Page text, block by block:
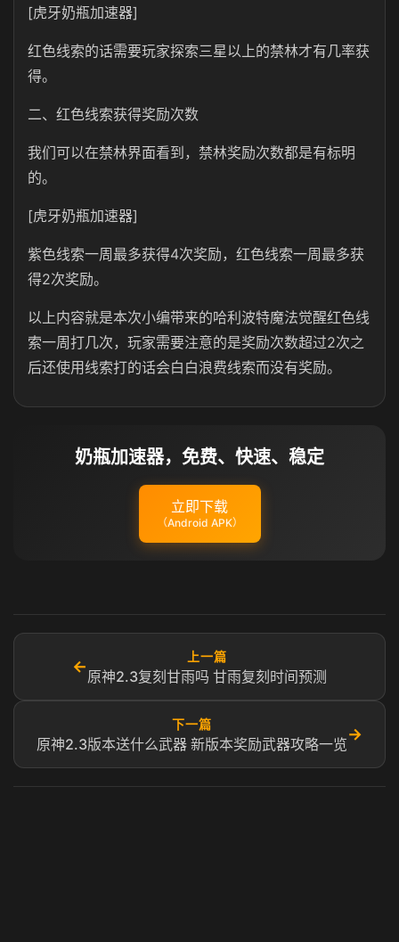
[虎牙奶瓶加速器]
红色线索的话需要玩家探索三星以上的禁林才有几率获
得。
二、红色线索获得奖励次数
我们可以在禁林界面看到，禁林奖励次数都是有标明
的。
[虎牙奶瓶加速器]
紫色线索一周最多获得4次奖励，红色线索一周最多获
得2次奖励。
以上内容就是本次小编带来的哈利波特魔法觉醒红色线
索一周打几次，玩家需要注意的是奖励次数超过2次之
后还使用线索打的话会白白浪费线索而没有奖励。
奶瓶加速器，免费、快速、稳定
立即下载
（Android APK）
←
上一篇
原神2.3复刻甘雨吗 甘雨复刻时间预测
下一篇
原神2.3版本送什么武器 新版本奖励武器攻略一览
→